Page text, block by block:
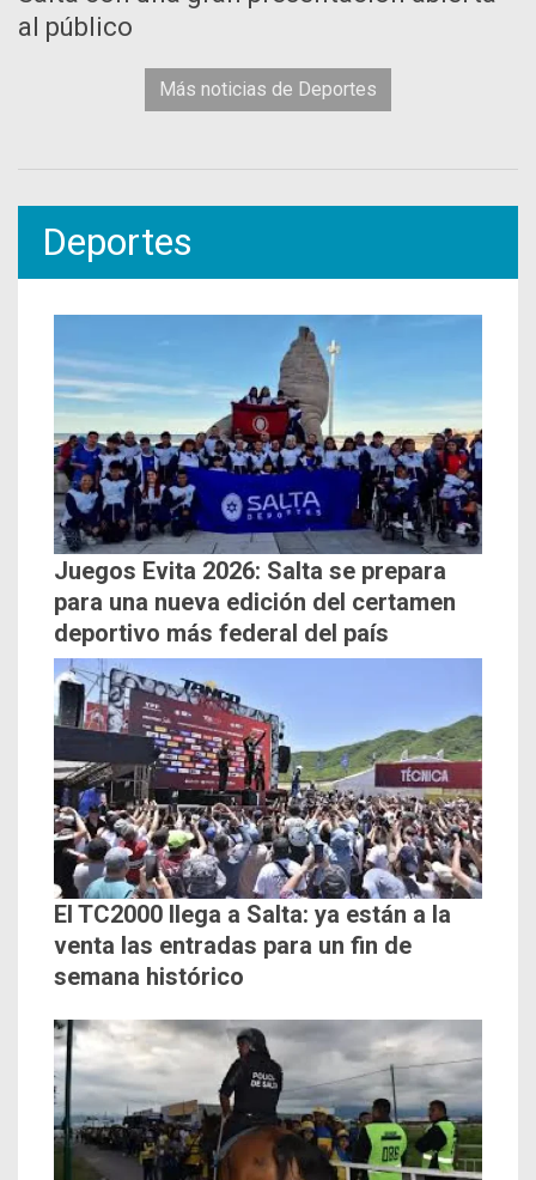
al público
Más noticias de Deportes
Deportes
Juegos Evita 2026: Salta se prepara
para una nueva edición del certamen
deportivo más federal del país
El TC2000 llega a Salta: ya están a la
venta las entradas para un fin de
semana histórico